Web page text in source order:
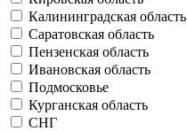
Калининградская область
Саратовская область
Пензенская область
Ивановская область
Подмосковье
Курганская область
СНГ